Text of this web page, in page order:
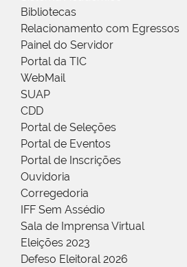
Bibliotecas
Relacionamento com Egressos
Painel do Servidor
Portal da TIC
WebMail
SUAP
CDD
Portal de Seleções
Portal de Eventos
Portal de Inscrições
Ouvidoria
Corregedoria
IFF Sem Assédio
Sala de Imprensa Virtual
Eleições 2023
Defeso Eleitoral 2026